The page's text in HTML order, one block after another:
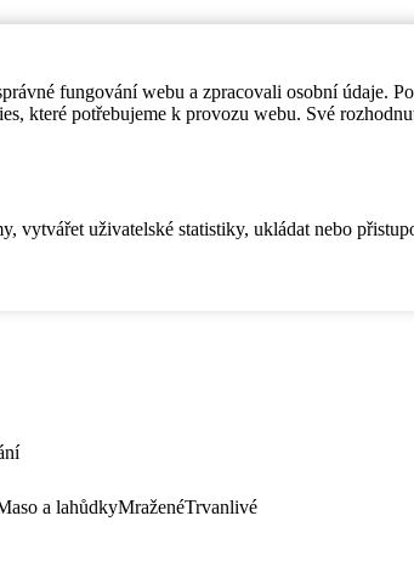
fungování webu a zpracovali osobní údaje.
které potřebujeme k provozu webu. Své
vytvářet uživatelské statistiky, ukládat nebo
a lahůdkyMraženéTrvanlivé